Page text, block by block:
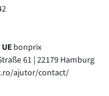
bonprix
61 | 22179 Hamburg
ajutor/contact/